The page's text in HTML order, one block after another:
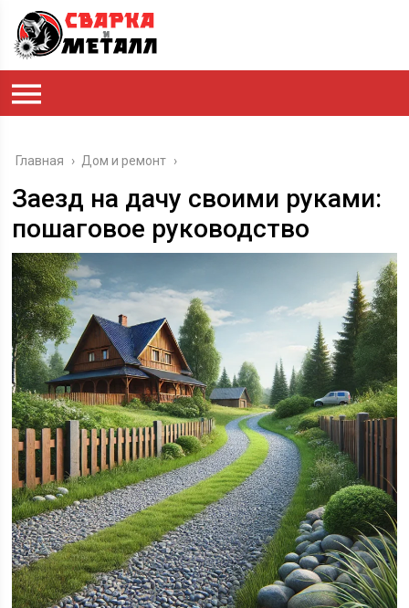
Главная › Дом и ремонт ›
Заезд на дачу своими руками:
пошаговое руководство